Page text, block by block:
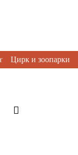
󰍉
Цирк и зоопарки
и кинотеатры
и места отдыха
комплексы
комплексы
Цирк и зоопарки
Цирк и зоопарки